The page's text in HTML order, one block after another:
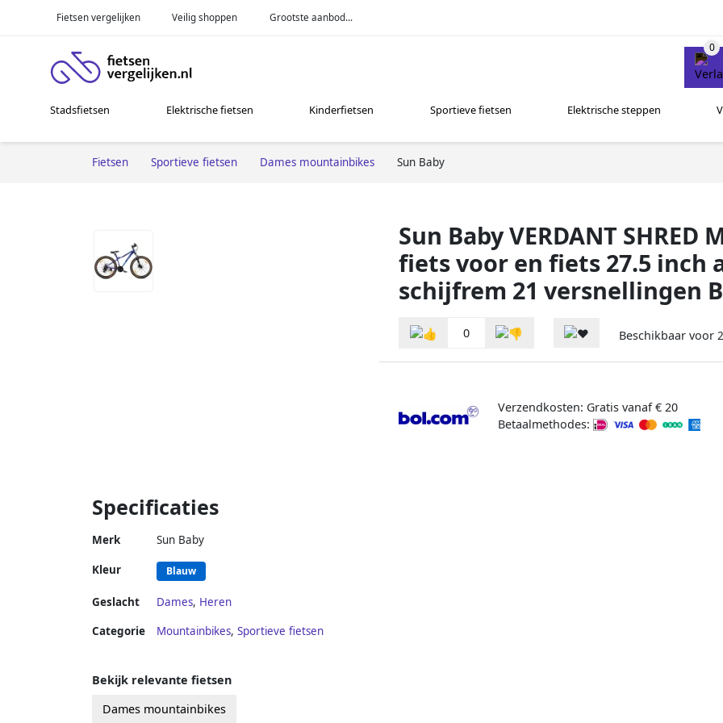
Fietsen vergelijken Veilig shoppen Grootste aanbod...
Stadsfietsen Elektrische fietsen Kinderfietsen Sportieve fietsen Elektrische steppen
Fietsen Sportieve fietsen Dames mountainbikes Sun Baby
Sun Baby VERDANT
fiets voor en fiets 27.5 inch
schijfrem 21 versnellingen
0 Beschikbaar voor
Verzendkosten: Gratis vanaf € 20
Betaalmethodes:
Specificaties
Merk Sun Baby
Kleur Blauw
Geslacht Dames, Heren
Categorie
Mountainbikes, Sportieve fietsen
Bekijk relevante fietsen
Dames mountainbikes